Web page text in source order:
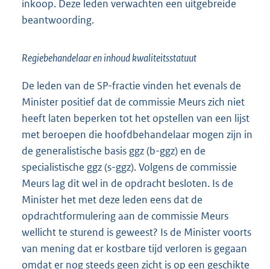
inkoop. Deze leden verwachten een uitgebreide
beantwoording.
Regiebehandelaar en inhoud kwaliteitsstatuut
De leden van de SP-fractie vinden het evenals de
Minister positief dat de commissie Meurs zich niet
heeft laten beperken tot het opstellen van een lijst
met beroepen die hoofdbehandelaar mogen zijn in
de generalistische basis ggz (b-ggz) en de
specialistische ggz (s-ggz). Volgens de commissie
Meurs lag dit wel in de opdracht besloten. Is de
Minister het met deze leden eens dat de
opdrachtformulering aan de commissie Meurs
wellicht te sturend is geweest? Is de Minister voorts
van mening dat er kostbare tijd verloren is gegaan
omdat er nog steeds geen zicht is op een geschikte